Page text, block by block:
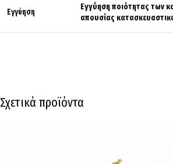
Εγγύηση
Εγγύηση ποιότητας των
απουσίας
Σχετικά προϊόντα